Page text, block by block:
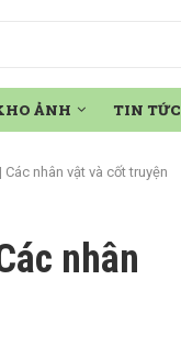
ẢNH TIN TỨC
nhân vật và cốt truyện
nhân